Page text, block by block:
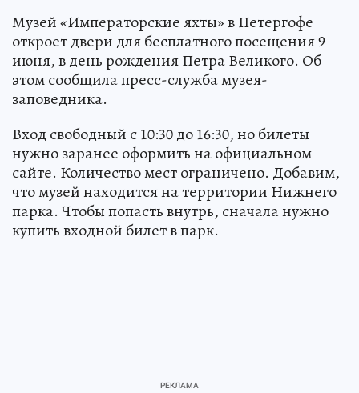
Музей «Императорские яхты» в Петергофе
откроет двери для бесплатного посещения 9
июня, в день рождения Петра Великого. Об
этом сообщила пресс-служба музея-
заповедника.
Вход свободный с 10:30 до 16:30, но билеты
нужно заранее оформить на официальном
сайте. Количество мест ограничено. Добавим,
что музей находится на территории Нижнего
парка. Чтобы попасть внутрь, сначала нужно
купить входной билет в парк.